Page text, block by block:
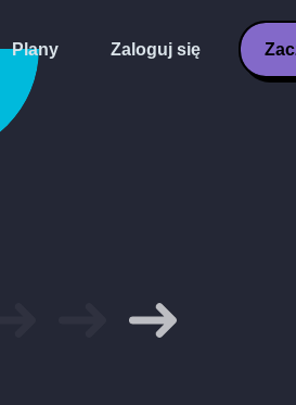
Plany Zaloguj się